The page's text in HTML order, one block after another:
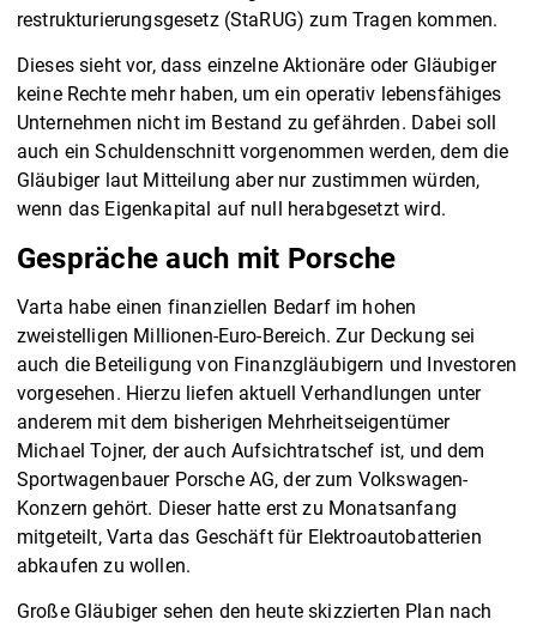
restrukturierungsgesetz (StaRUG) zum Tragen kommen.
Dieses sieht vor, dass einzelne Aktionäre oder Gläubiger
keine Rechte mehr haben, um ein operativ lebensfähiges
Unternehmen nicht im Bestand zu gefährden. Dabei soll
auch ein Schuldenschnitt vorgenommen werden, dem die
Gläubiger laut Mitteilung aber nur zustimmen würden,
wenn das Eigenkapital auf null herabgesetzt wird.
Gespräche auch mit Porsche
Varta habe einen finanziellen Bedarf im hohen
zweistelligen Millionen-Euro-Bereich. Zur Deckung sei
auch die Beteiligung von Finanzgläubigern und Investoren
vorgesehen. Hierzu liefen aktuell Verhandlungen unter
anderem mit dem bisherigen Mehrheitseigentümer
Michael Tojner, der auch Aufsichtratschef ist, und dem
Sportwagenbauer Porsche AG, der zum Volkswagen-
Konzern gehört. Dieser hatte erst zu Monatsanfang
mitgeteilt, Varta das Geschäft für Elektroautobatterien
abkaufen zu wollen.
Große Gläubiger sehen den heute skizzierten Plan nach